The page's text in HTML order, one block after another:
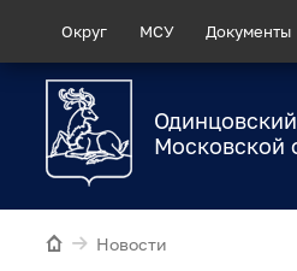
Округ МСУ Документы
Московской
Новости